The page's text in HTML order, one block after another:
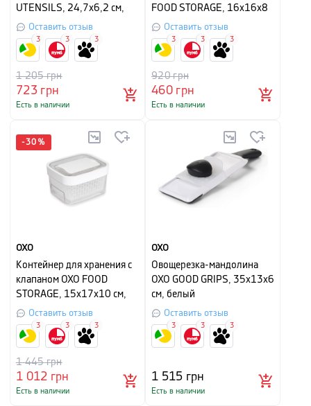
UTENSILS, 24,7х6,2 см,
серебристый
Оставить отзыв
723 грн
1 205грн
Есть в наличии
3 3 3
FOOD STORAGE, 16х16х8
см, объем 1,1 л,
прозрачный с белым
Оставить отзыв
460грн
920грн
Есть в наличии
3 3 3
-30 %
OXO
Контейнер для хранения с
клапаном OXO FOOD
STORAGE, 15х17х10 см,
белый
Оставить отзыв
1 012 грн
1 445грн
Есть в наличии
3 3 3
OXO
Овощерезка-мандолина
OXO GOOD GRIPS, 35x13x6
см, белый
Оставить отзыв
1 515 грн
Есть в наличии
3 3 3